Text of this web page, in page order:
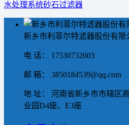
水处理系统砂石过滤器
新乡市利菲尔特滤器股份有限
电 话： 17530732603
邮 箱： 3850184539@qq.com
地 址： 河南省新乡市市辖区
业园D4座、E3座